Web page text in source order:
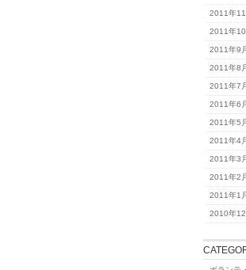
2011年11
2011年10
2011年9
2011年8
2011年7
2011年6
2011年5
2011年4
2011年3
2011年2
2011年1
2010年12